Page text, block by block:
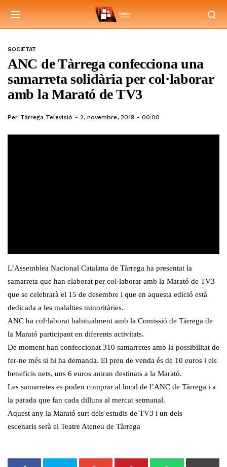
SOCIETAT
ANC de Tàrrega confecciona una
samarreta solidària per col·laborar
amb la Marató de TV3
Per Tàrrega Televisió 2, novembre, 2019 - 00:00
L’Assemblea Nacional Catalana de Tàrrega ha presentat la
samarreta que han elaborat per col·laborar amb la Marató de TV3
que se celebrarà el 15 de desembre i que en aquesta edició està
dedicada a les malalties minoritàries.
ANC ha col·laborat habitualment amb la Comissió de Tàrrega de
la Marató participant en diferents activitats.
De moment han confeccionat 310 samarretes amb la possibilitat de
fer-ne més si hi ha demanda. El preu de venda és de 10 euros i els
beneficis nets, uns 6 euros aniran destinats a la Marató.
Les samarretes es poden comprar al local de l’ANC de Tàrrega i a
la parada que fan cada dilluns al mercat setmanal.
Aquest any la Marató surt dels estudis de TV3 i un dels
escenaris serà el Teatre Ateneu de Tàrrega